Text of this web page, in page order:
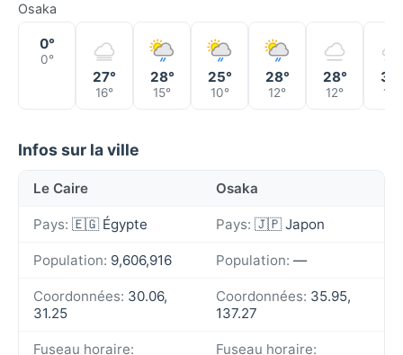
Osaka
0°
0°
27°
16°
28°
15°
25°
10°
28°
12°
28°
12° 13°
Infos sur la ville
Le Caire Osaka
Pays: 🇪🇬 Égypte Pays: 🇯🇵 Japon
Population: 9,606,916 Population: —
Coordonnées: 30.06,
31.25
Coordonnées: 35.95,
137.27
Fuseau horaire: Fuseau horaire: